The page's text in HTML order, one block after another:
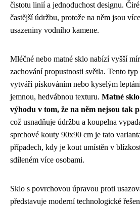
čistotu linií a jednoduchost designu.
častější údržbu, protože na něm jsou
usazeniny vodního kamene.
Mléčné nebo matné sklo nabízí vyšší
zachování propustnosti světla. Tento
vytváří pískováním nebo kyselým
jemnou, hedvábnou texturu. Matné
výhodu v tom, že na něm nejsou tak
což usnadňuje údržbu a koupelna
sprchové kouty 90x90 cm je tato
případech, kdy je kout umístěn v
sdíleném více osobami.
Sklo s povrchovou úpravou proti
představuje moderní technologické